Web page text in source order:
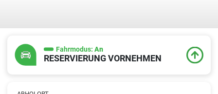
Fahrmodus: An
RESERVIERUNG VORNEHMEN